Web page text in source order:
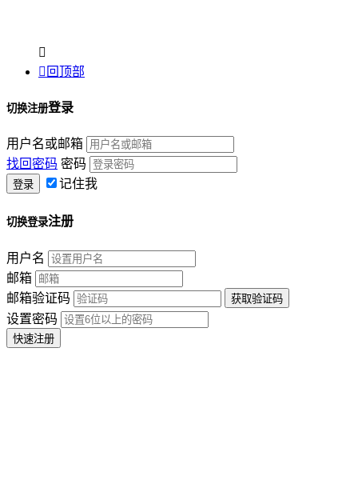

 回顶部
切换注册登录
用户名或邮箱
找回密码 密码
记住我
切换登录注册
用户名
邮箱
邮箱验证码
设置密码